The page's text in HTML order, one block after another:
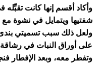
وأكاد أقسم إنها كانت تقبِّله
شفتيها ويتمايل في نشوة
ولعل ذلك سبب تسميتي
على أوراق النبات في
وتفطر معه، وبعد الإفطار